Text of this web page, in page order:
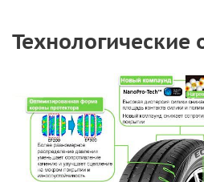
Технологические